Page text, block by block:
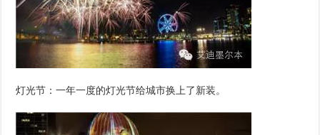
灯光节：一年一度的灯光节给城市换上了新装。